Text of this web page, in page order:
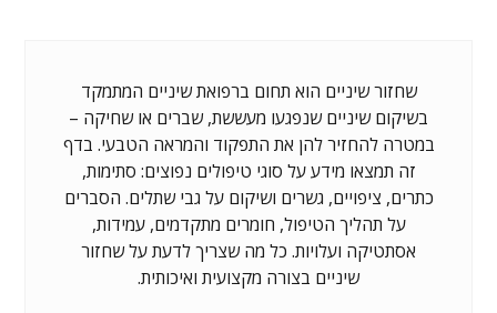
שחזור שיניים הוא תחום ברפואת שיניים המתמקד
בשיקום שיניים שנפגעו מעששת, שברים או שחיקה –
במטרה להחזיר להן את התפקוד והמראה הטבעי. בדף
זה תמצאו מידע על סוגי טיפולים נפוצים: סתימות,
כתרים, ציפויים, גשרים ושיקום על גבי שתלים. הסברים
על תהליך הטיפול, חומרים מתקדמים, עמידות,
אסתטיקה ועלויות. כל מה שצריך לדעת על שחזור
שיניים בצורה מקצועית ואיכותית.